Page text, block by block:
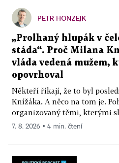
PETR HONZEJK
„Prolhaný hlupák v
stáda“. Proč Milana
vláda vedená mužem,
opovrhoval
Někteří říkají, že to byl
Knížáka. A něco na tom je.
organizovaný těmi, kterými
7. 8. 2026 ▪ 4 min. čtení